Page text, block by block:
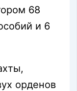
68
и 6
орденов